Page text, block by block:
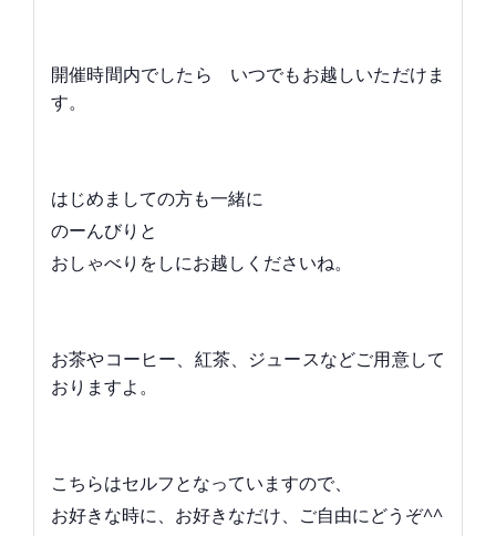
開催時間内でしたら いつでもお越しいただけま
す。
はじめましての方も一緒に
のーんびりと
おしゃべりをしにお越しくださいね。
お茶やコーヒー、紅茶、ジュースなどご用意して
おりますよ。
こちらはセルフとなっていますので、
お好きな時に、お好きなだけ、ご自由にどうぞ^^